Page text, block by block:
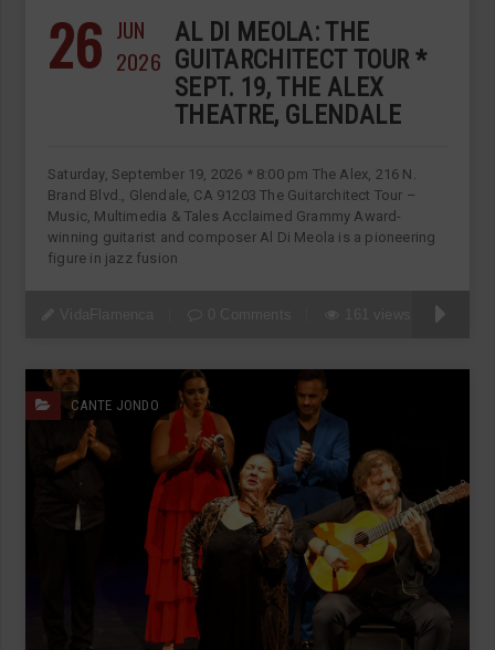
26 JUN
2026
AL DI MEOLA: THE
GUITARCHITECT TOUR *
SEPT. 19, THE ALEX
THEATRE, GLENDALE
Saturday, September 19, 2026 * 8:00 pm The Alex, 216 N.
Brand Blvd., Glendale, CA 91203 The Guitarchitect Tour –
Music, Multimedia & Tales Acclaimed Grammy Award-
winning guitarist and composer Al Di Meola is a pioneering
figure in jazz fusion
CANTE JONDO